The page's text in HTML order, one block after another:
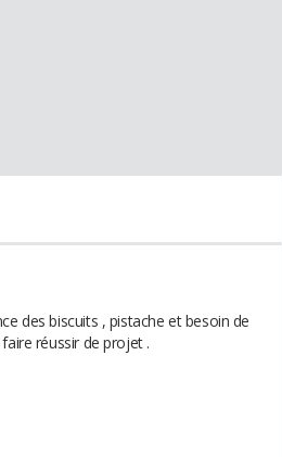
des biscuits , pistache et besoin de
réussir de projet .